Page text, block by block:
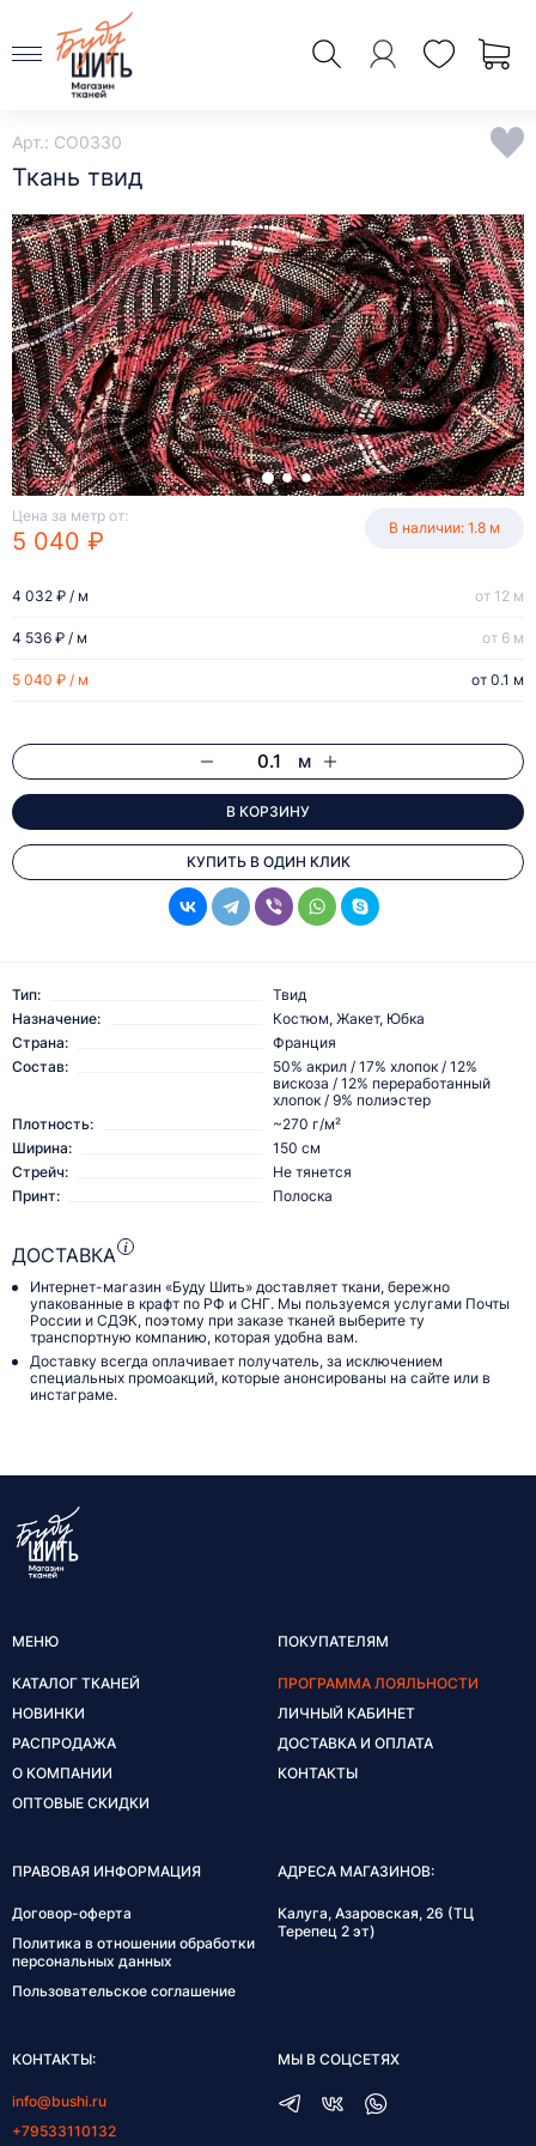
Арт.: CO0330
Ткань твид
Цена за метр от:
5 040 ₽ В наличии: 1.8 м
5 040 ₽ / м от 0.1 м
4 536 ₽ / м от 6 м
4 032 ₽ / м от 12 м
м
В КОРЗИНУ
КУПИТЬ В ОДИН КЛИК
Тип:
Твид
Назначение:
Костюм, Жакет, Юбка
Страна:
Франция
Состав:
50% акрил / 17% хлопок / 12%
вискоза / 12% переработанный
хлопок / 9% полиэстер
Плотность:
~270 г/м²
Ширина:
150 см
Стрейч:
Не тянется
Принт:
Полоска
ДОСТАВКА
Интернет-магазин «Буду Шить» доставляет ткани, бережно
упакованные в крафт по РФ и СНГ. Мы пользуемся услугами Почты
России и СДЭК, поэтому при заказе тканей выберите ту
транспортную компанию, которая удобна вам.
Доставку всегда оплачивает получатель, за исключением
специальных промоакций, которые анонсированы на сайте или в
инстаграме.
МЕНЮ
КАТАЛОГ ТКАНЕЙ
НОВИНКИ
РАСПРОДАЖА
О КОМПАНИИ
ОПТОВЫЕ СКИДКИ
ПОКУПАТЕЛЯМ
ПРОГРАММА ЛОЯЛЬНОСТИ
ЛИЧНЫЙ КАБИНЕТ
ДОСТАВКА И ОПЛАТА
КОНТАКТЫ
ПРАВОВАЯ ИНФОРМАЦИЯ
Договор-оферта
Политика в отношении обработки
персональных данных
Пользовательское соглашение
АДРЕСА МАГАЗИНОВ:
Калуга, Азаровская, 26 (ТЦ
Терепец 2 эт)
КОНТАКТЫ:
info@bushi.ru
+79533110132
МЫ В СОЦСЕТЯХ